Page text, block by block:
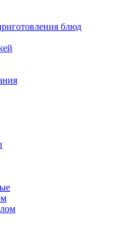
блюд